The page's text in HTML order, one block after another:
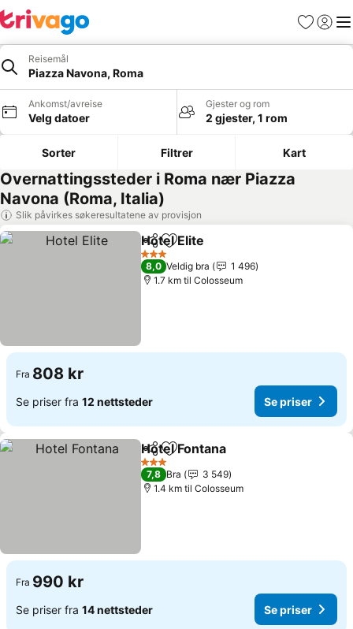
Favoritter
Logg
Reisemål
Piazza Navona, Roma
Ankomst/avreise
Velg datoer
Gjester og rom
2 gjester, 1 rom
Sorter Filtrer Kart
Overnattingssteder i Roma nær Piazza
Navona (Roma, Italia)
Slik påvirkes søkeresultatene av provisjon
Del Legg til i favoritter
Hotel Elite
3 Stjerner
8,0 Veldig bra
1 496
1.7 km til Colosseum
Fra 808 kr
Se priser fra 12 nettsteder Se priser
Del Legg til i favoritter
Hotel Fontana
3 Stjerner
7,8 Bra
3 549
1.4 km til Colosseum
Fra 990 kr
Se priser fra 14 nettsteder Se priser